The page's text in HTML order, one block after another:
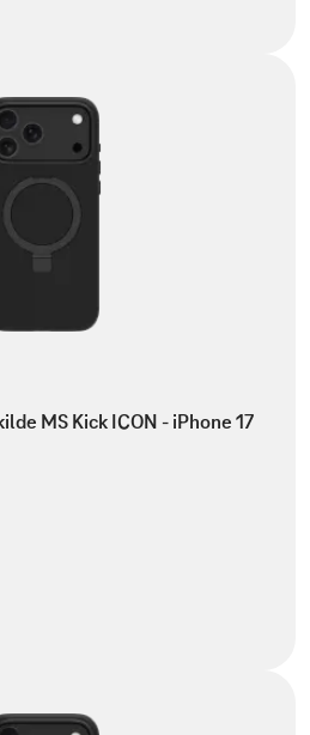
MS Kick ICON - iPhone 17